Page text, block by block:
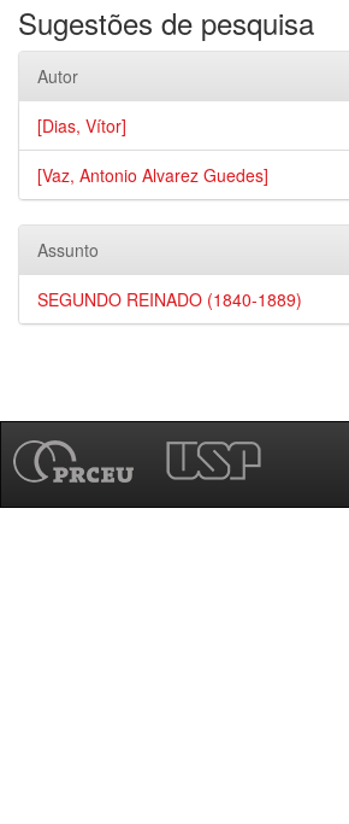
Sugestões de pesquisa
Autor
[Dias, Vítor]
[Vaz, Antonio Alvarez Guedes]
Assunto
SEGUNDO REINADO (1840-1889)